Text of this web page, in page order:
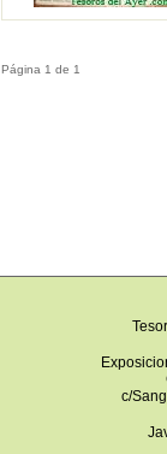
Página 1 de 1
c/